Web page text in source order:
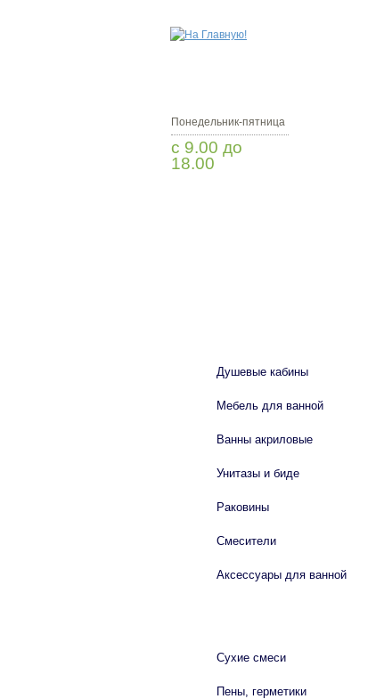
Понедельник-пятница
с 9.00 до
18.00
Душевые кабины
Мебель для ванной
Ванны акриловые
Унитазы и биде
Раковины
Смесители
Аксессуары для ванной
Сухие смеси
Пены, герметики